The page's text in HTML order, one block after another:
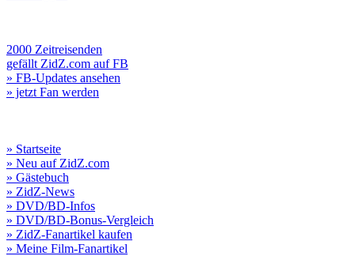
2000 Zeitreisenden
gefällt ZidZ.com auf FB
» FB-Updates ansehen
» jetzt Fan werden
» Startseite
» Neu auf ZidZ.com
» Gästebuch
» ZidZ-News
» DVD/BD-Infos
» DVD/BD-Bonus-Vergleich
» ZidZ-Fanartikel kaufen
» Meine Film-Fanartikel